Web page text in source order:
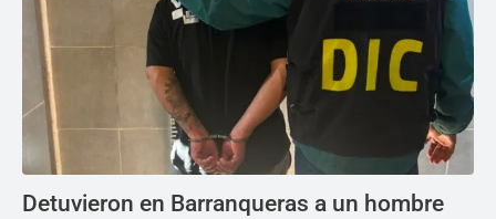
Detuvieron en Barranqueras a un hombre